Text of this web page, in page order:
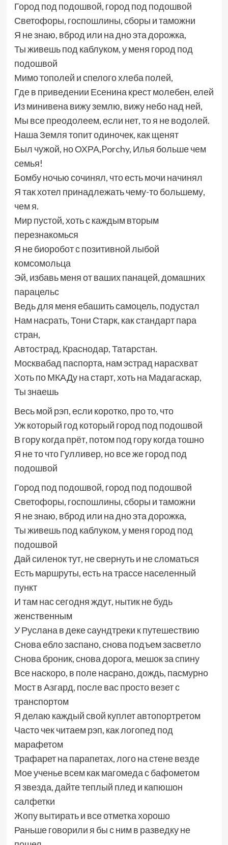
Город под подошвой, город под подошвой
Светофоры, госпошлины, сборы и таможни
Я не знаю, вброд или на дно эта дорожка,
Ты живешь под каблуком, у меня город под
подошвой
Мимо тополей и спелого хлеба полей,
Где в приведении Есенина крест молебен, елей
Из минивена вижу землю, вижу небо над ней,
Мы все преодолеем, если нет, то я не водолей.
Наша Земля топит одиночек, как щенят
Был чужой, но ОХРА,Porchy, Илья больше чем
семья!
Бомбу ночью сочинял, что есть мочи начинял
Я так хотел принадлежать чему-то большему,
чем я.
Мир пустой, хоть с каждым вторым
перезнакомься
Я не биоробот с позитивной лыбой
комсомольца
Эй, избавь меня от ваших панацей, домашних
парацельс
Ведь для меня ебашить самоцель, подустал
Нам насрать, Тони Старк, как стандарт пара
стран,
Автострад, Краснодар, Татарстан.
Москвабад паспорта, нам эстрад нарасхват
Хоть по МКАДу на старт, хоть на Мадагаскар,
Ты знаешь
Весь мой рэп, если коротко, про то, что
Уж который год который город под подошвой
В гору когда прёт, потом под гору когда тошно
Я не то что Гулливер, но все же город под
подошвой
Город под подошвой, город под подошвой
Светофоры, госпошлины, сборы и таможни
Я не знаю, вброд или на дно эта дорожка,
Ты живешь под каблуком, у меня город под
подошвой
Дай силенок тут, не свернуть и не сломаться
Есть маршруты, есть на трассе населенный
пункт
И там нас сегодня ждут, нытик не будь
женственным
У Руслана в деке саундтреки к путешествию
Снова ебло заспано, снова подъем засветло
Снова броник, снова дорога, мешок за спину
Все наскоро, в поле насрано, дождь, пасмурно
Мост в Азгард, после вас просто везет с
транспортом
Я делаю каждый свой куплет автопортретом
Часто чек читаем рэп, как логопед под
марафетом
Трафарет на парапетах, лого на стене везде
Мое ученье всем как магомеда с бафометом
Я звезда, дайте теплый плед и капюшон
салфетки
Жопу вытирать и все отметка хорошо
Раньше говорили я бы с ним в разведку не